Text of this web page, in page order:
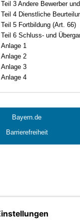
Bereich erweitern
Teil 3 Andere Bewerber und
Bereich erweitern
Teil 4 Dienstliche Beurteilung
Bereich erweitern
Teil 5 Fortbildung (Art. 66)
Bereich erweitern
Teil 6 Schluss- und
Anlage 1
Anlage 2
Anlage 3
Anlage 4
Bayern.de
Barrierefreiheit